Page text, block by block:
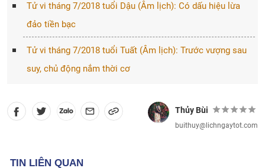
Tử vi tháng 7/2018 tuổi Dậu (Âm lịch): Có dấu hiệu lừa
đảo tiền bạc
Tử vi tháng 7/2018 tuổi Tuất (Âm lịch): Trước vượng sau
suy, chủ động nắm thời cơ
Thủy Bùi
buithuy@lichngaytot.com